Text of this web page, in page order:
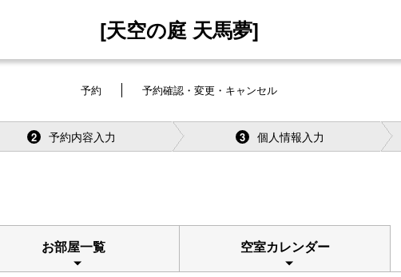
[天空の庭 天馬夢]
予約 予約確認・変更・キャンセル
2 予約内容入力 3 個人情報入力
お部屋一覧 空室カレンダー